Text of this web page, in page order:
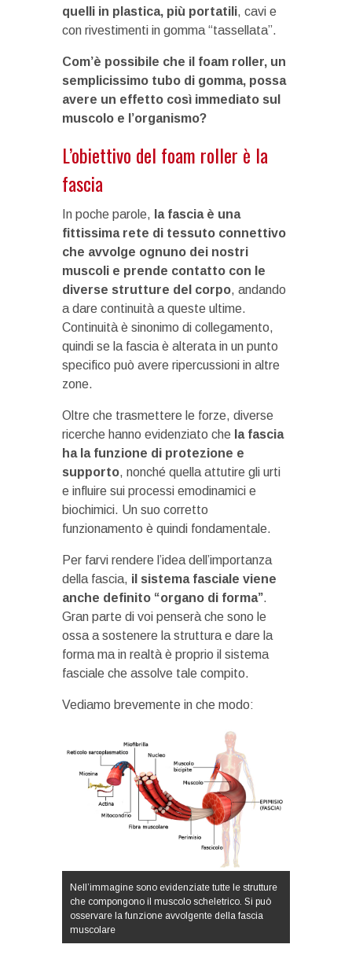
quelli in plastica, più portatili, cavi e
con rivestimenti in gomma “tassellata”.
Com’è possibile che il foam roller, un
semplicissimo tubo di gomma, possa
avere un effetto così immediato sul
muscolo e l’organismo?
L’obiettivo del foam roller è la
fascia
In poche parole,
la fascia è una
fittissima rete di tessuto connettivo
che avvolge ognuno dei nostri
muscoli e prende contatto con le
diverse strutture del corpo, andando
a dare continuità a queste ultime.
Continuità è sinonimo di collegamento,
quindi se la fascia è alterata in un punto
specifico può avere ripercussioni in altre
zone.
Oltre che trasmettere le forze, diverse
ricerche hanno evidenziato che la fascia
ha la funzione di protezione e
supporto, nonché quella attutire gli urti
e influire sui processi emodinamici e
biochimici. Un suo corretto
funzionamento è quindi fondamentale.
Per farvi rendere l’idea dell’importanza
della fascia, il sistema fasciale viene
anche definito “organo di forma”.
Gran parte di voi penserà che sono le
ossa a sostenere la struttura e dare la
forma ma in realtà è proprio il sistema
fasciale che assolve tale compito.
Vediamo brevemente in che modo:
Nell’immagine sono evidenziate tutte le strutture
che compongono il muscolo scheletrico. Si può
osservare la funzione avvolgente della fascia
muscolare